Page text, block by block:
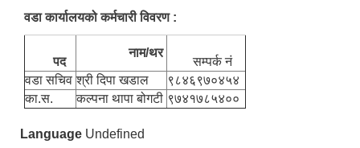
वडा कार्यालयको कर्मचारी विवरण :
पद
नाम/थर
सम्पर्क नं
वडा सचिव श्री दिपा खडाल
९८४६९७०४५४
का.स.
कल्पना थापा बोगटी ९७४१७८५४००
Language Undefined